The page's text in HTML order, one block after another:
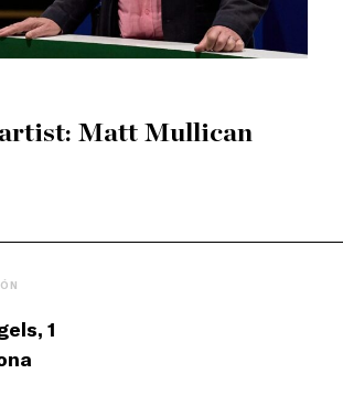
Matt Mullican
1